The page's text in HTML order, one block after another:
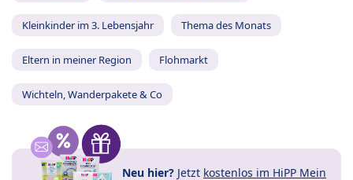
Kleinkinder im 3. Lebensjahr Thema des Monats
Eltern in meiner Region Flohmarkt
Wichteln, Wanderpakete & Co
Neu hier? Jetzt kostenlos im HiPP Mein